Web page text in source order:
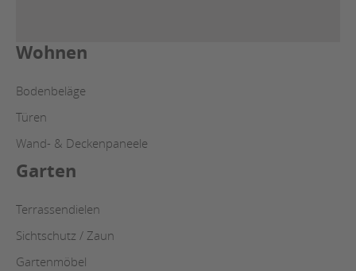
Wohnen
Bodenbeläge
Türen
Wand- & Deckenpaneele
Garten
Terrassendielen
Sichtschutz / Zaun
Gartenmöbel